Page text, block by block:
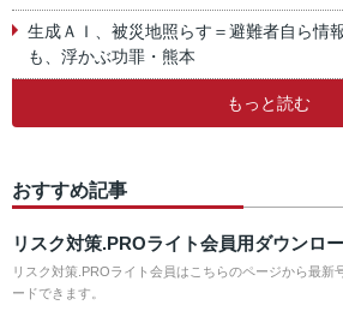
生成ＡＩ、被災地照らす＝避難者自ら情
も、浮かぶ功罪・熊本
もっと読む
おすすめ記事
リスク対策.PROライト会員用ダウンロ
リスク対策.PROライト会員はこちらのページから最新
ードできます。